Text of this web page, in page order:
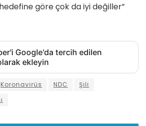
göre çok da iyi değiller”
Google'da tercih edilen
ekleyin
Koronavirüs NDC
Şili